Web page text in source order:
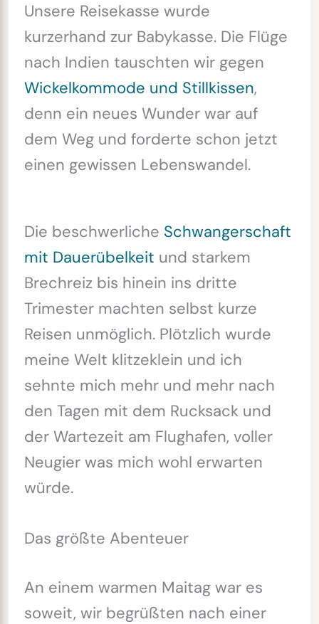
Unsere Reisekasse wurde
kurzerhand zur Babykasse. Die Flüge
nach Indien tauschten wir gegen
Wickelkommode und Stillkissen,
denn ein neues Wunder war auf
dem Weg und forderte schon jetzt
einen gewissen Lebenswandel.
Die beschwerliche Schwangerschaft
mit Dauerübelkeit und starkem
Brechreiz bis hinein ins dritte
Trimester machten selbst kurze
Reisen unmöglich. Plötzlich wurde
meine Welt klitzeklein und ich
sehnte mich mehr und mehr nach
den Tagen mit dem Rucksack und
der Wartezeit am Flughafen, voller
Neugier was mich wohl erwarten
würde.
Das größte Abenteuer
An einem warmen Maitag war es
soweit, wir begrüßten nach einer